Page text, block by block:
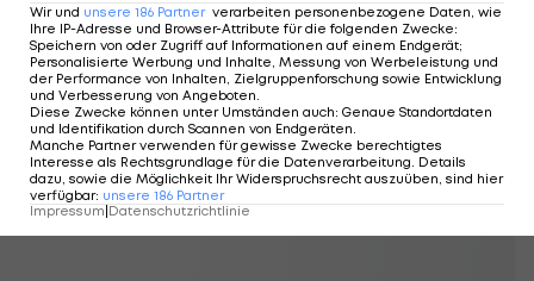
Weltmeister sowie Doppel-Olympiasieger in den
Jahren 2002 und 2010.
Wir und unsere 186 Partner verarbeiten personenbezogene Daten, wie
Ihre IP-Adresse und Browser-Attribute für die folgenden Zwecke:
Speichern von oder Zugriff auf Informationen auf einem Endgerät;
Personalisierte Werbung und Inhalte, Messung von Werbeleistung und
der Performance von Inhalten, Zielgruppenforschung sowie Entwicklung
und Verbesserung von Angeboten.
Diese Zwecke können unter Umständen auch: Genaue Standortdaten
und Identifikation durch Scannen von Endgeräten.
Manche Partner verwenden für gewisse Zwecke berechtigtes
Interesse als Rechtsgrundlage für die Datenverarbeitung. Details
dazu, sowie die Möglichkeit Ihr Widerspruchsrecht auszuüben, sind hier
verfügbar: unsere 186 Partner
Impressum Datenschutzrichtlinie